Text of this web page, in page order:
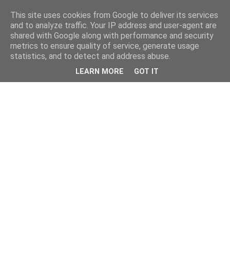
This site uses cookies from Google to deliver its services
and to analyze traffic. Your IP address and user-agent are
shared with Google along with performance and security
metrics to ensure quality of service, generate usage
statistics, and to detect and address abuse.
LEARN MORE GOT IT